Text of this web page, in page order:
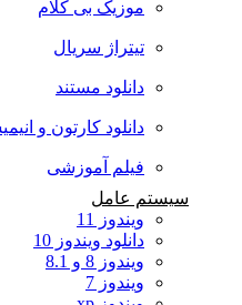
موزیک بی کلام
تیتراژ سریال
دانلود مستند
دانلود کارتون و
فیلم آموزشی
سیستم عامل
ویندوز 11
دانلود ویندوز 10
ویندوز 8 و 8.1
ویندوز 7